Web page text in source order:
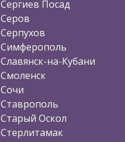
Сергиев Посад
Серов
Серпухов
Симферополь
Славянск-на-Кубани
Смоленск
Сочи
Ставрополь
Старый Оскол
Стерлитамак